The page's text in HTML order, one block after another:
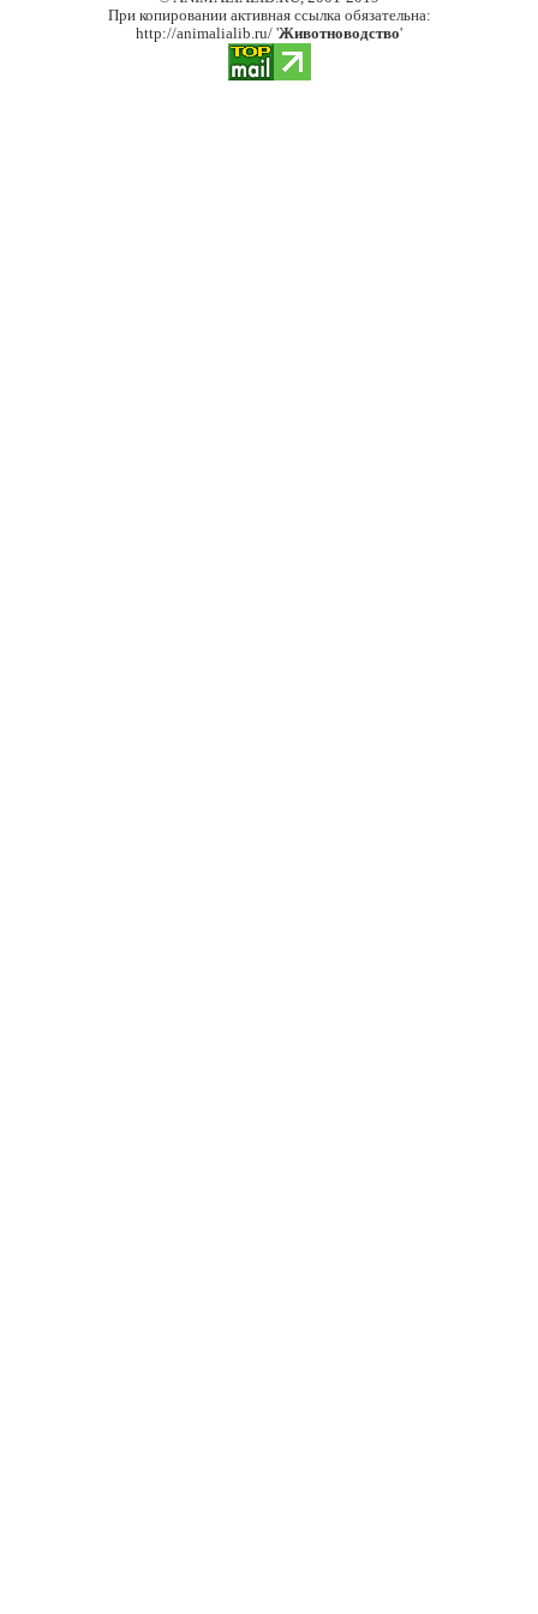
При копировании активная ссылка обязательна:
http://animalialib.ru/ 'Животноводство'